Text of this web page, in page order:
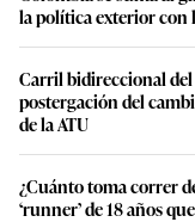
la política exterior con
Carril bidireccional del
postergación del
de la ATU
¿Cuánto toma correr
‘runner’ de 18 años